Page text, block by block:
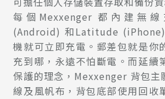
每個Mexxenger 都內建無
(Android) 和Latitude
機就可立即充電。郵差包就是你
充到哪，永遠不怕斷電。而延續
保護的理念，Mexxenger 背包主
線及風帆布，背包底部使用回收